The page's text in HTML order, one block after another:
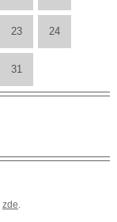
23 24
31
zde.